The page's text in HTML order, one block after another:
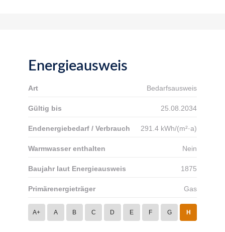
Energieausweis
Art Bedarfsausweis
Gültig bis 25.08.2034
Endenergiebedarf / Verbrauch 291.4 kWh/(m²·a)
Warmwasser enthalten Nein
Baujahr laut Energieausweis 1875
Primärenergieträger Gas
A+ A B C D E F G H